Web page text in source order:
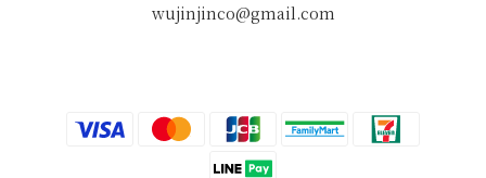
wujinjinco@gmail.com